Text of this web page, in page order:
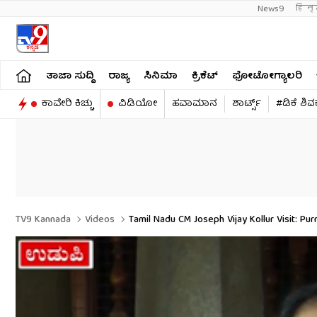
News9
ತಾಜಾ ಸುದ್ದಿ ರಾಜ್ಯ ಸಿನಿಮಾ ಕ್ರಿಕೆಟ್​ ಫೋಟೋಗ್ಯಾಲರಿ
ಕಾವೇರಿ ಕಿಚ್ಚು
ವಿಡಿಯೋ ಹವಾಮಾನ ಶಾರ್ಟ್ಸ್​ #ಡಿಕೆ
TV9 Kannada Videos Tamil Nadu CM Joseph Vijay Kollur Visit: